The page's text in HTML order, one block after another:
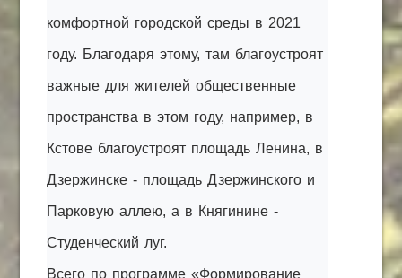
комфортной городской среды в 2021
году. Благодаря этому, там благоустроят
важные для жителей общественные
пространства в этом году, например, в
Кстове благоустроят площадь Ленина, в
Дзержинске - площадь Дзержинского и
Парковую аллею, а в Княгинине -
Студенческий луг.
Всего по программе «Формирование